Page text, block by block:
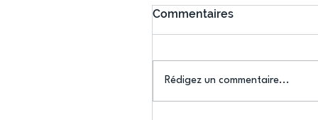
Commentaires
Rédigez un commentaire...